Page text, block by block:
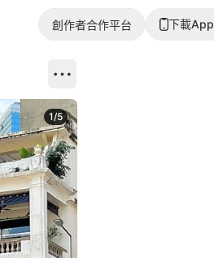
創作者合作平台 下載App
1/5